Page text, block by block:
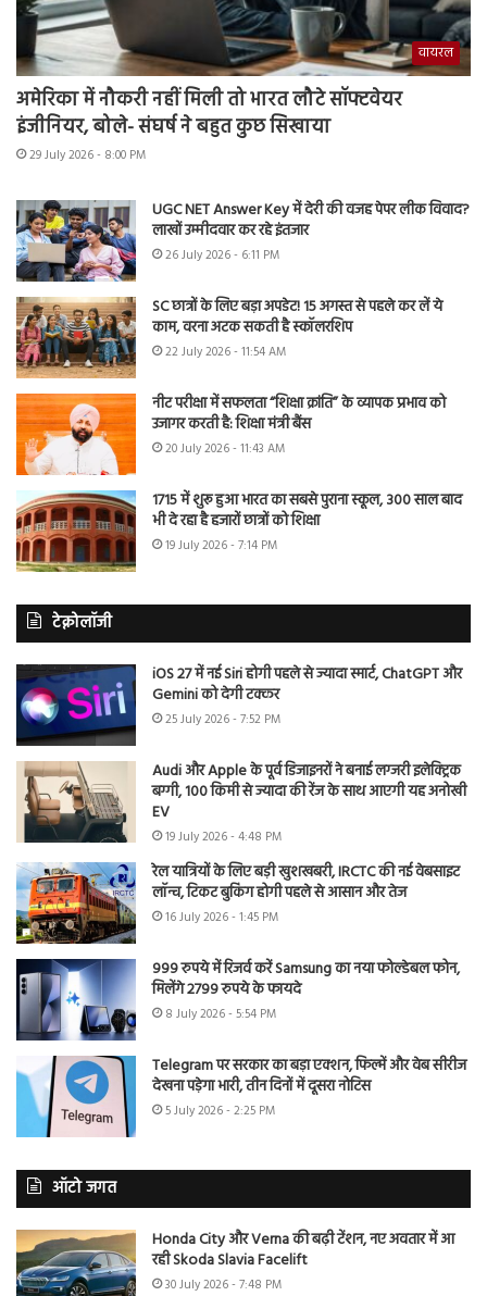
वायरल
अमेरिका में नौकरी नहीं मिली तो भारत लौटे सॉफ्टवेयर
इंजीनियर, बोले- संघर्ष ने बहुत कुछ सिखाया
29 July 2026 - 8:00 PM
UGC NET Answer Key में देरी की वजह पेपर लीक विवाद?
लाखों उम्मीदवार कर रहे इंतजार
26 July 2026 - 6:11 PM
SC छात्रों के लिए बड़ा अपडेट! 15 अगस्त से पहले कर लें ये
काम, वरना अटक सकती है स्कॉलरशिप
22 July 2026 - 11:54 AM
नीट परीक्षा में सफलता “शिक्षा क्रांति” के व्यापक प्रभाव को
उजागर करती है: शिक्षा मंत्री बैंस
20 July 2026 - 11:43 AM
1715 में शुरू हुआ भारत का सबसे पुराना स्कूल, 300 साल बाद
भी दे रहा है हजारों छात्रों को शिक्षा
19 July 2026 - 7:14 PM
टेक्नोलॉजी
iOS 27 में नई Siri होगी पहले से ज्यादा स्मार्ट, ChatGPT और
Gemini को देगी टक्कर
25 July 2026 - 7:52 PM
Audi और Apple के पूर्व डिजाइनरों ने बनाई लग्जरी इलेक्ट्रिक
बग्गी, 100 किमी से ज्यादा की रेंज के साथ आएगी यह अनोखी
EV
19 July 2026 - 4:48 PM
रेल यात्रियों के लिए बड़ी खुशखबरी, IRCTC की नई वेबसाइट
लॉन्च, टिकट बुकिंग होगी पहले से आसान और तेज
16 July 2026 - 1:45 PM
999 रुपये में रिजर्व करें Samsung का नया फोल्डेबल फोन,
मिलेंगे 2799 रुपये के फायदे
8 July 2026 - 5:54 PM
Telegram पर सरकार का बड़ा एक्शन, फिल्में और वेब सीरीज
देखना पड़ेगा भारी, तीन दिनों में दूसरा नोटिस
5 July 2026 - 2:25 PM
ऑटो जगत
Honda City और Verna की बढ़ी टेंशन, नए अवतार में आ
रही Skoda Slavia Facelift
30 July 2026 - 7:48 PM